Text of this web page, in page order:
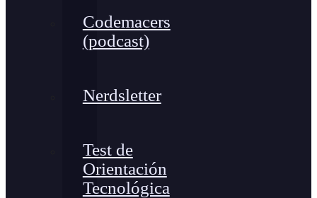
Codemacers
(podcast)
Nerdsletter
Test de
Orientación
Tecnológica